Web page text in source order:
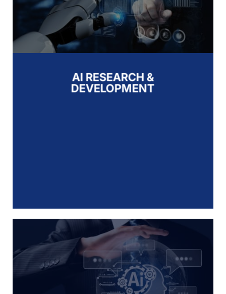
AI RESEARCH &
DEVELOPMENT